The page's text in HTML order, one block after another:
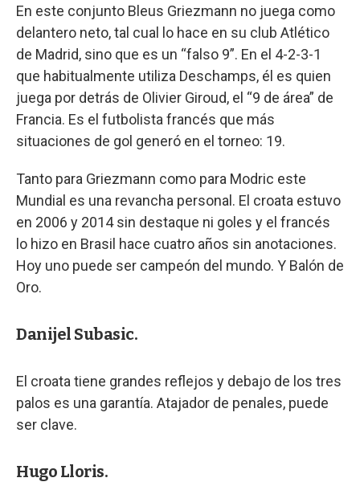
En este conjunto Bleus Griezmann no juega como
delantero neto, tal cual lo hace en su club Atlético
de Madrid, sino que es un “falso 9”. En el 4-2-3-1
que habitualmente utiliza Deschamps, él es quien
juega por detrás de Olivier Giroud, el “9 de área” de
Francia. Es el futbolista francés que más
situaciones de gol generó en el torneo: 19.
Tanto para Griezmann como para Modric este
Mundial es una revancha personal. El croata estuvo
en 2006 y 2014 sin destaque ni goles y el francés
lo hizo en Brasil hace cuatro años sin anotaciones.
Hoy uno puede ser campeón del mundo. Y Balón de
Oro.
Danijel Subasic.
El croata tiene grandes reflejos y debajo de los tres
palos es una garantía. Atajador de penales, puede
ser clave.
Hugo Lloris.